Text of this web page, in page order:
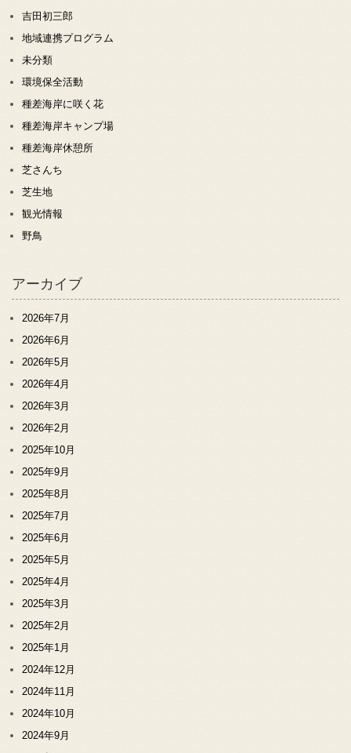
吉田初三郎
地域連携プログラム
未分類
環境保全活動
種差海岸に咲く花
種差海岸キャンプ場
種差海岸休憩所
芝さんち
芝生地
観光情報
野鳥
アーカイブ
2026年7月
2026年6月
2026年5月
2026年4月
2026年3月
2026年2月
2025年10月
2025年9月
2025年8月
2025年7月
2025年6月
2025年5月
2025年4月
2025年3月
2025年2月
2025年1月
2024年12月
2024年11月
2024年10月
2024年9月